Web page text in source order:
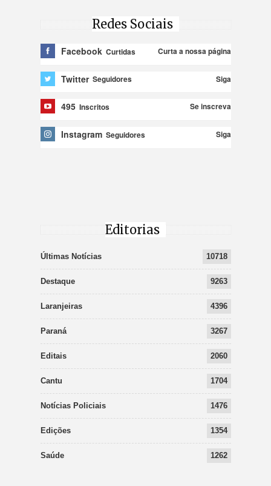
Redes Sociais
Facebook Curtidas Curta a nossa página
Twitter Seguidores Siga
495 Inscritos Se inscreva
Instagram Seguidores Siga
Editorias
Últimas Notícias 10718
Destaque 9263
Laranjeiras 4396
Paraná 3267
Editais 2060
Cantu 1704
Notícias Policiais 1476
Edições 1354
Saúde 1262